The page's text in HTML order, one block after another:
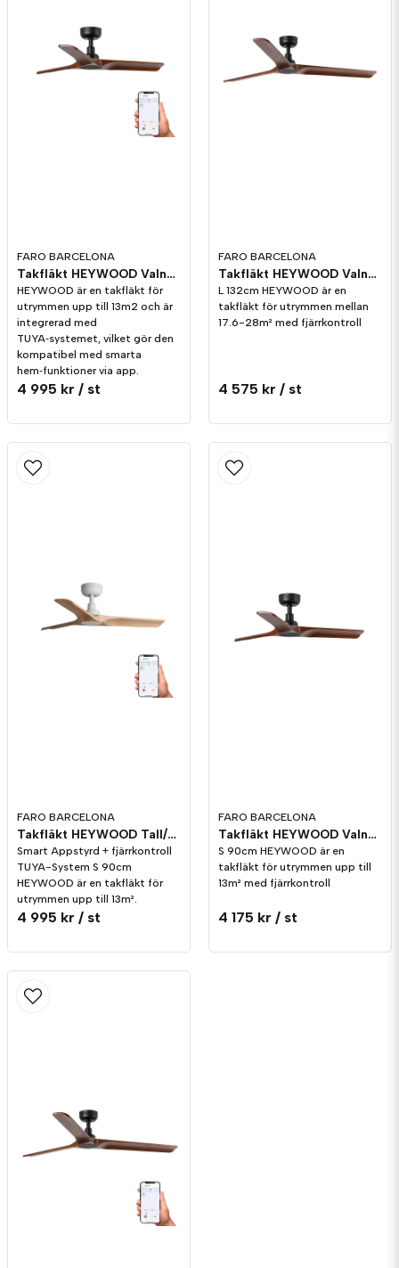
Butiken svarade
Hej!
Max takvinkel är 18º för denna fläkten.
FARO BARCELONA
Takfläkt HEYWOOD Valnöt/Svart S Smart Tuya
HEYWOOD är en takfläkt för
utrymmen upp till 13m2 och är
integrerad med
TUYA‑systemet, vilket gör den
kompatibel med smarta
hem‑funktioner via app.
4 995 kr / st
FARO BARCELONA
Takfläkt HEYWOOD Valnöt/Svart L
L 132cm HEYWOOD är en
takfläkt för utrymmen mellan
17.6-28m² med fjärrkontroll
4 575 kr / st
FARO BARCELONA
Takfläkt HEYWOOD Tall/Vit S Smart Tuya
Smart Appstyrd + fjärrkontroll
TUYA-System S 90cm
HEYWOOD är en takfläkt för
utrymmen upp till 13m².
4 995 kr / st
FARO BARCELONA
Takfläkt HEYWOOD Valnöt/Svart S
S 90cm HEYWOOD är en
takfläkt för utrymmen upp till
13m² med fjärrkontroll
4 175 kr / st